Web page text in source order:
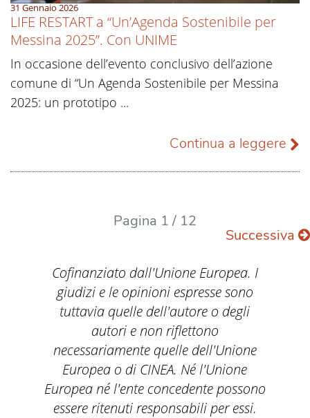
31 Gennaio 2026
LIFE RESTART a “Un’Agenda Sostenibile per
Messina 2025”. Con UNIME
In occasione dell’evento conclusivo dell’azione
comune di “Un Agenda Sostenibile per Messina
2025: un prototipo ...
Continua a leggere
Pagina 1 / 12
Successiva
Cofinanziato dall'Unione Europea. I
giudizi e le opinioni espresse sono
tuttavia quelle dell'autore o degli
autori e non riflettono
necessariamente quelle dell'Unione
Europea o di CINEA. Né l'Unione
Europea né l'ente concedente possono
essere ritenuti responsabili per essi.